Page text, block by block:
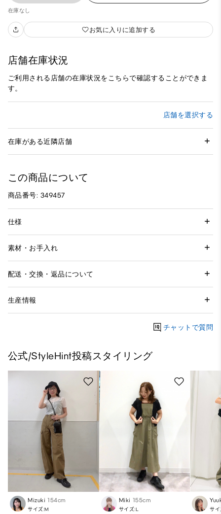
在庫なし
お気に入りに追加する
店舗在庫状況
ご利用される店舗の在庫状況をこちらで確認することができま
す。
店舗を選択する
在庫がある近隣店舗
この商品について
商品番号: 349457
仕様
素材・お手入れ
配送・交換・返品について
生産情報
チャットで質問
公式/StyleHint投稿スタイリング
Mizuki 154cm
サイズ:M
Miki 155cm
サイズ:L サ